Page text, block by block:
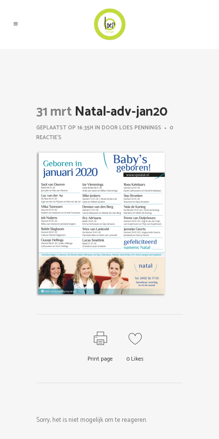
31 mrtNatal-adv-jan20
GEPLAATST OP 16:35H IN DOORLOES PENNINGS
0
REACTIE'S
Print page 0 Likes
Sorry, het is niet mogelijk om te reageren.